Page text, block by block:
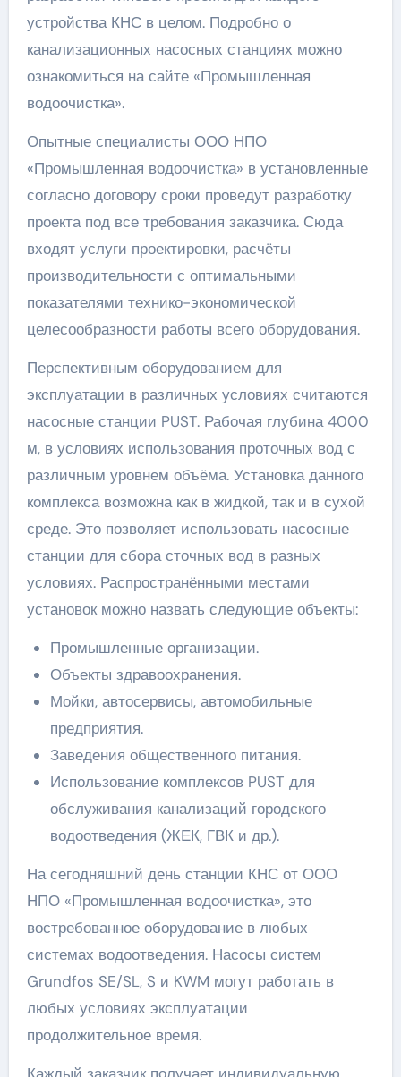
устройства КНС в целом. Подробно о
канализационных насосных станциях можно
ознакомиться на сайте «Промышленная
водоочистка».
Опытные специалисты ООО НПО
«Промышленная водоочистка» в установленные
согласно договору сроки проведут разработку
проекта под все требования заказчика. Сюда
входят услуги проектировки, расчёты
производительности с оптимальными
показателями технико-экономической
целесообразности работы всего оборудования.
Перспективным оборудованием для
эксплуатации в различных условиях считаются
насосные станции PUST. Рабочая глубина 4000
м, в условиях использования проточных вод с
различным уровнем объёма. Установка данного
комплекса возможна как в жидкой, так и в сухой
среде. Это позволяет использовать насосные
станции для сбора сточных вод в разных
условиях. Распространёнными местами
установок можно назвать следующие объекты:
Промышленные организации.
Объекты здравоохранения.
Мойки, автосервисы, автомобильные
предприятия.
Заведения общественного питания.
Использование комплексов PUST для
обслуживания канализаций городского
водоотведения (ЖЕК, ГВК и др.).
На сегодняшний день станции КНС от ООО
НПО «Промышленная водоочистка», это
востребованное оборудование в любых
системах водоотведения. Насосы систем
Grundfos SE/SL, S и KWM могут работать в
любых условиях эксплуатации
продолжительное время.